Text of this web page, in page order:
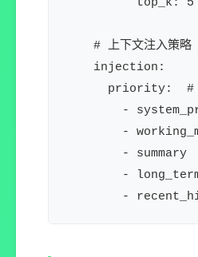
    # 上下文注入策略
    injection:
priority:  #
-
-
- summary
-